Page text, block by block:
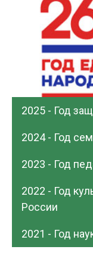
2025 - Год
2024 - Год
2023 - Год
2022 - Год
России
2021 - Год